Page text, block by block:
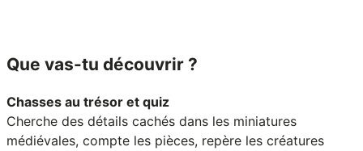
Que vas-tu découvrir ?
Chasses au trésor et quiz
Cherche des détails cachés dans les miniatures
médiévales, compte les pièces, repère les créatures